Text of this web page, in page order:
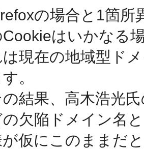
の場合と1箇所
Cookieはいかなる
は現在の地域型ド
。
の結果、高木浩光
の欠陥ドメイン名
仮にこのままだ